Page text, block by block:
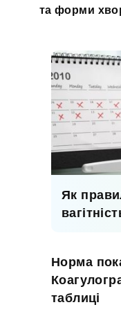
та форми
Як
Норма
таблиці